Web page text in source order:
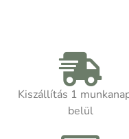
Kiszállítás 1
belül